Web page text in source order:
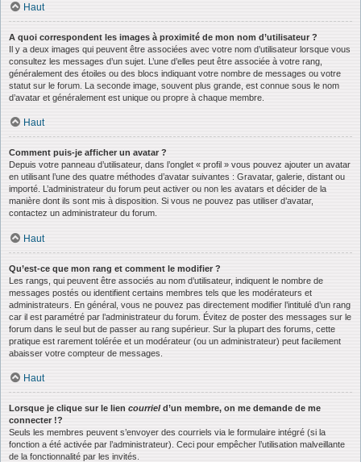
Haut
A quoi correspondent les images à proximité de mon nom d’utilisateur ?
Il y a deux images qui peuvent être associées avec votre nom d’utilisateur lorsque vous
consultez les messages d’un sujet. L’une d’elles peut être associée à votre rang,
généralement des étoiles ou des blocs indiquant votre nombre de messages ou votre
statut sur le forum. La seconde image, souvent plus grande, est connue sous le nom
d’avatar et généralement est unique ou propre à chaque membre.
Haut
Comment puis-je afficher un avatar ?
Depuis votre panneau d’utilisateur, dans l’onglet « profil » vous pouvez ajouter un avatar
en utilisant l’une des quatre méthodes d’avatar suivantes : Gravatar, galerie, distant ou
importé. L’administrateur du forum peut activer ou non les avatars et décider de la
manière dont ils sont mis à disposition. Si vous ne pouvez pas utiliser d’avatar,
contactez un administrateur du forum.
Haut
Qu’est-ce que mon rang et comment le modifier ?
Les rangs, qui peuvent être associés au nom d’utilisateur, indiquent le nombre de
messages postés ou identifient certains membres tels que les modérateurs et
administrateurs. En général, vous ne pouvez pas directement modifier l’intitulé d’un rang
car il est paramétré par l’administrateur du forum. Évitez de poster des messages sur le
forum dans le seul but de passer au rang supérieur. Sur la plupart des forums, cette
pratique est rarement tolérée et un modérateur (ou un administrateur) peut facilement
abaisser votre compteur de messages.
Haut
Lorsque je clique sur le lien courrield’un membre, on me demande de me
connecter !?
Seuls les membres peuvent s’envoyer des courriels via le formulaire intégré (si la
fonction a été activée par l’administrateur). Ceci pour empêcher l’utilisation malveillante
de la fonctionnalité par les invités.